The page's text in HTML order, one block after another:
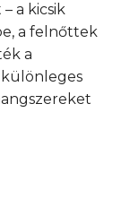
a kicsik
a felnőttek
a
különleges